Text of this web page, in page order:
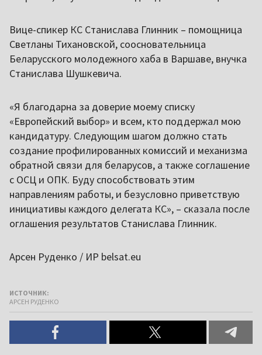
Вице-спикер КС Станислава Глинник – помощница
Светланы Тихановской, соосновательница
Беларусского молодежного хаба в Варшаве, внучка
Станислава Шушкевича.
«Я благодарна за доверие моему списку
«Европейский выбор» и всем, кто поддержал мою
кандидатуру. Следующим шагом должно стать
создание профилированных комиссий и механизма
обратной связи для беларусов, а также соглашение
с ОСЦ и ОПК. Буду способствовать этим
направлениям работы, и безусловно приветствую
инициативы каждого делегата КС», – сказала после
оглашения результатов Станислава Глинник.
Арсен Руденко / ИР belsat.eu
ИСТОЧНИК:
АРСЕН РУДЕНКО